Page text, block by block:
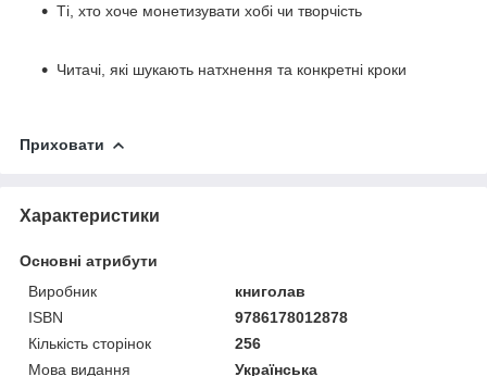
Ті, хто хоче монетизувати хобі чи творчість
Читачі, які шукають натхнення та конкретні кроки
Приховати
Характеристики
Основні атрибути
Виробник
книголав
ISBN
9786178012878
Кількість сторінок
256
Мова видання
Українська